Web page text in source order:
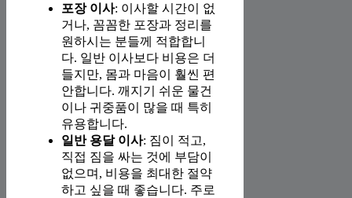
포장 이사: 이사할 시간이 없
거나, 꼼꼼한 포장과 정리를
원하시는 분들께 적합합니
다. 일반 이사보다 비용은 더
들지만, 몸과 마음이 훨씬 편
안합니다. 깨지기 쉬운 물건
이나 귀중품이 많을 때 특히
유용합니다.
일반 용달 이사: 짐이 적고,
직접 짐을 싸는 것에 부담이
없으며, 비용을 최대한 절약
하고 싶을 때 좋습니다. 주로